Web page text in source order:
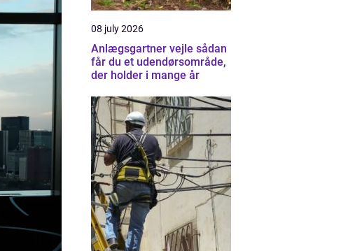
08 july 2026
Anlægsgartner vejle sådan
får du et udendørsområde,
der holder i mange år